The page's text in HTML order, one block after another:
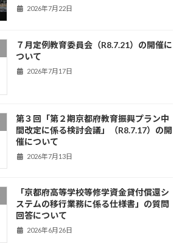
2026年7月22日
７月定例教育委員会（R8.7.21）の開催に
ついて
2026年7月17日
第３回「第２期京都府教育振興プラン中
間改定に係る検討会議」（R8.7.17）の開
催について
2026年7月13日
「京都府高等学校等修学資金貸付償還シ
ステムの移行業務に係る仕様書」の質問
回答について
2026年6月26日